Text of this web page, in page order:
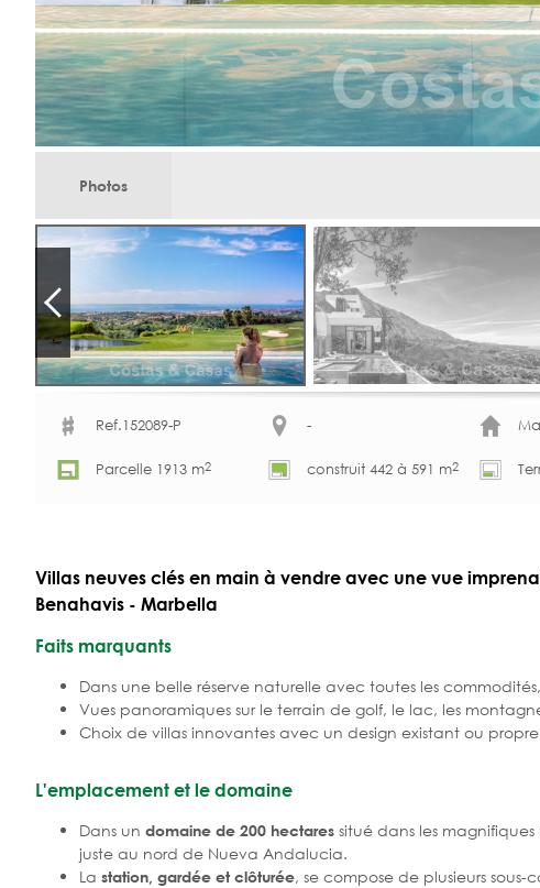
Photos
Ref.152089-P -
Parcelle 1913 m2 construit 442 à 591 m2
Villas neuves clés en main à vendre avec une vue
Benahavis - Marbella
Faits marquants
Dans une belle réserve naturelle avec toutes les
Vues panoramiques sur le terrain de golf, le lac, les
Choix de villas innovantes avec un design existant ou propre
L'emplacement et le domaine
Dans un domaine de 200 hectares situé dans les
juste au nord de Nueva Andalucia.
La station, gardée et clôturée, se compose de plusieurs